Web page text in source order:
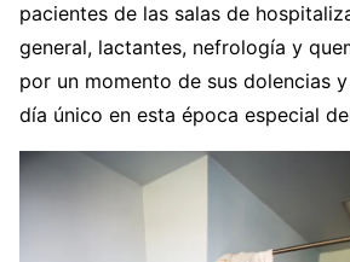
pacientes de las salas de
general, lactantes, nefrología y
por un momento de sus dolencias
día único en esta época especial